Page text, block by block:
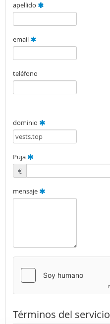
¡Contactanos!
apellido
email
teléfono
dominio
Puja
€
mensaje
Términos del servicio